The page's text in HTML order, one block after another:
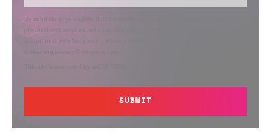
By submitting, you agree that Semperis may send you information regarding its
products and services, and use and process your personal information in
accordance with Semperis’
contacting privacy@semperis.com.
SUBMIT